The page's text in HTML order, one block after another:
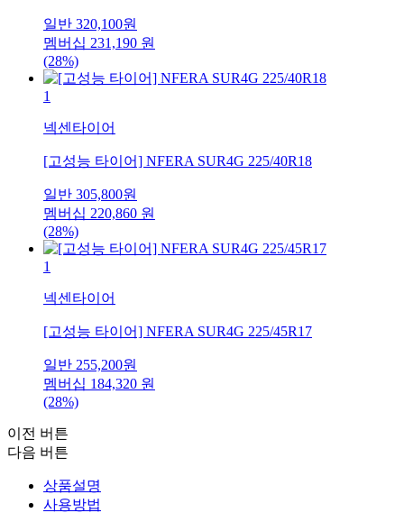
일반 320,100원
멤버십 231,190 원
(28%)
1
넥센타이어
[고성능 타이어] NFERA SUR4G 225/40R18
일반 305,800원
멤버십 220,860 원
(28%)
1
넥센타이어
[고성능 타이어] NFERA SUR4G 225/45R17
일반 255,200원
멤버십 184,320 원
(28%)
이전 버튼
다음 버튼
상품설명
사용방법